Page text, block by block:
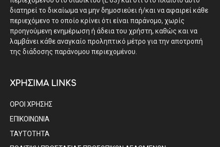
διατηρεί το δικαίωμα να μην δημοσιεύει ή/και να αφαιρεί κάθε
περιεχόμενο το οποίο κρίνει ότι είναι παράνομο, χωρίς
προηγούμενη ενημέρωση ή άδεια του χρήστη, καθώς και να
λαμβάνει κάθε αναγκαίο προληπτικό μέτρο για την αποτροπή
της διάδοσης παράνομου περιεχομένου.
ΧΡΗΣΙΜΑ LINKS
ΟΡΟΙ ΧΡΗΣΗΣ
ΕΠΙΚΟΙΝΩΝΙΑ
ΤΑΥΤΟΤΗΤΑ